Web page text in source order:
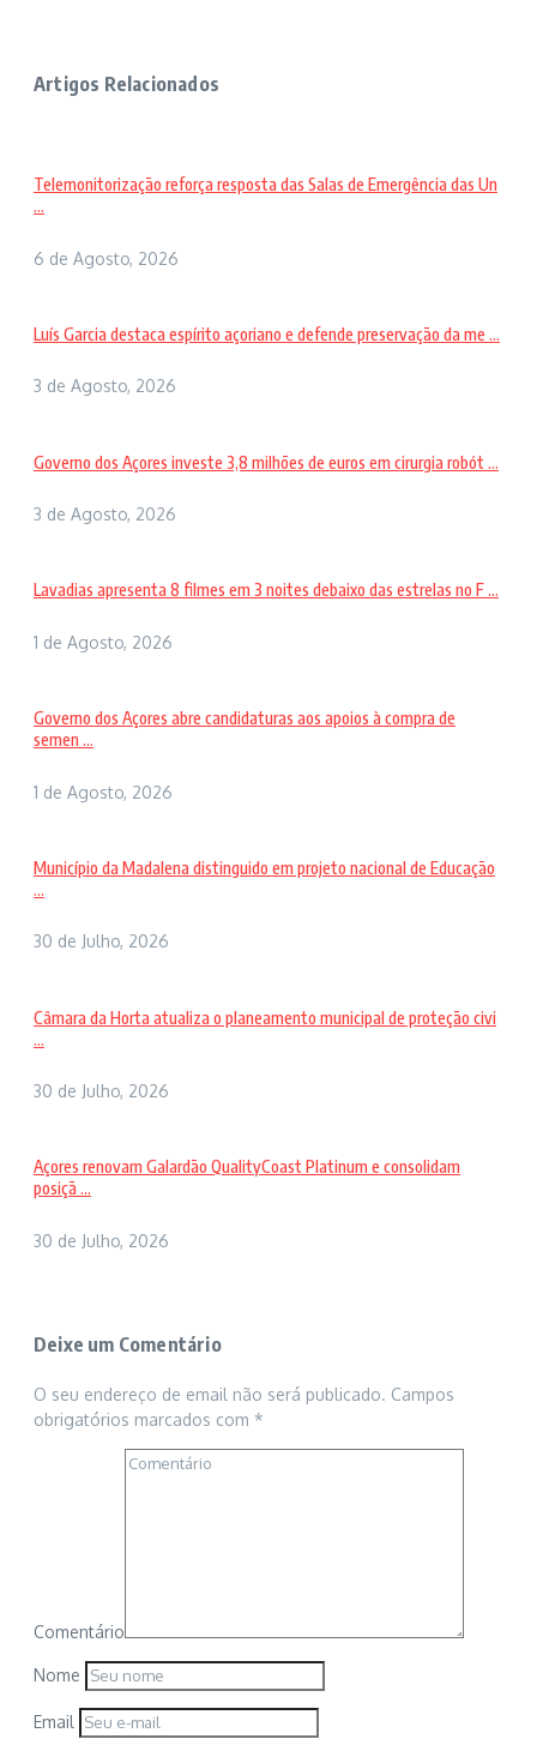
Artigos Relacionados
Telemonitorização reforça resposta das Salas de Emergência das Un
...
6 de Agosto, 2026
Luís Garcia destaca espírito açoriano e defende preservação da me ...
3 de Agosto, 2026
Governo dos Açores investe 3,8 milhões de euros em cirurgia robót ...
3 de Agosto, 2026
Lavadias apresenta 8 filmes em 3 noites debaixo das estrelas no F ...
1 de Agosto, 2026
Governo dos Açores abre candidaturas aos apoios à compra de
semen ...
1 de Agosto, 2026
Município da Madalena distinguido em projeto nacional de Educação
...
30 de Julho, 2026
Câmara da Horta atualiza o planeamento municipal de proteção civi
...
30 de Julho, 2026
Açores renovam Galardão QualityCoast Platinum e consolidam
posiçã ...
30 de Julho, 2026
Deixe um Comentário
O seu endereço de email não será publicado. Campos
obrigatórios marcados com *
Comentário
Nome
Email